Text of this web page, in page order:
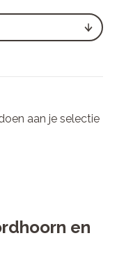
aan je selectie
en